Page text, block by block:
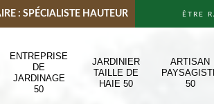
: SPÉCIALISTE HAUTEUR ÊTRE
ENTREPRISE
DE
JARDINAGE
50
JARDINIER
TAILLE DE
HAIE 50
ARTISAN
50